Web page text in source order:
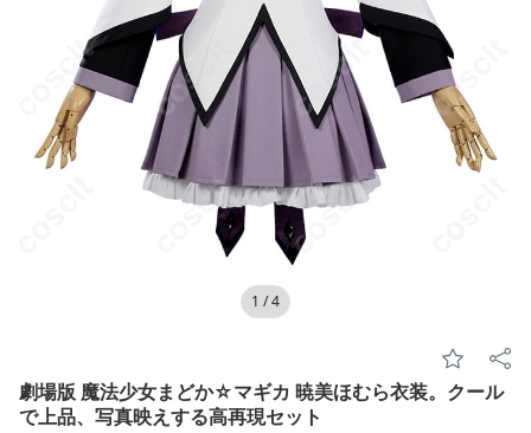
1 /4
劇場版 魔法少女まどか☆マギカ 暁美ほむら衣装。クール
で上品、写真映えする高再現セット